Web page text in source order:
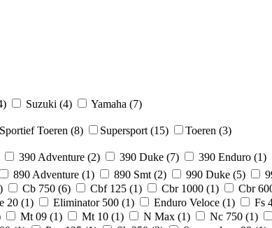
Suzuki (4)
Yamaha (7)
Sportief Toeren (8) Supersport (15)
Toeren (3)
390 Adventure (2) 390 Duke (7) 390 Enduro (1)
890 Adventure (1) 890 Smt (2) 990 Duke (5)
Cb 750 (6) Cbf 125 (1) Cbr 1000 (1) Cbr
20 (1) Eliminator 500 (1) Enduro Veloce (1) Fs
Mt 09 (1) Mt 10 (1) N Max (1) Nc 750 (1)